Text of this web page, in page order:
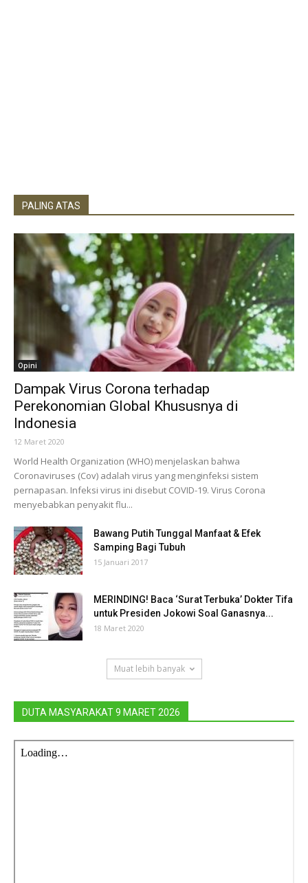
PALING ATAS
Opini
Dampak Virus Corona terhadap
Perekonomian Global Khususnya di
Indonesia
12 Maret 2020
World Health Organization (WHO) menjelaskan bahwa
Coronaviruses (Cov) adalah virus yang menginfeksi sistem
pernapasan. Infeksi virus ini disebut COVID-19. Virus Corona
menyebabkan penyakit flu...
Bawang Putih Tunggal Manfaat & Efek
Samping Bagi Tubuh
15 Januari 2017
MERINDING! Baca ‘Surat Terbuka’ Dokter Tifa
untuk Presiden Jokowi Soal Ganasnya...
18 Maret 2020
Muat lebih banyak
DUTA MASYARAKAT 9 MARET 2026